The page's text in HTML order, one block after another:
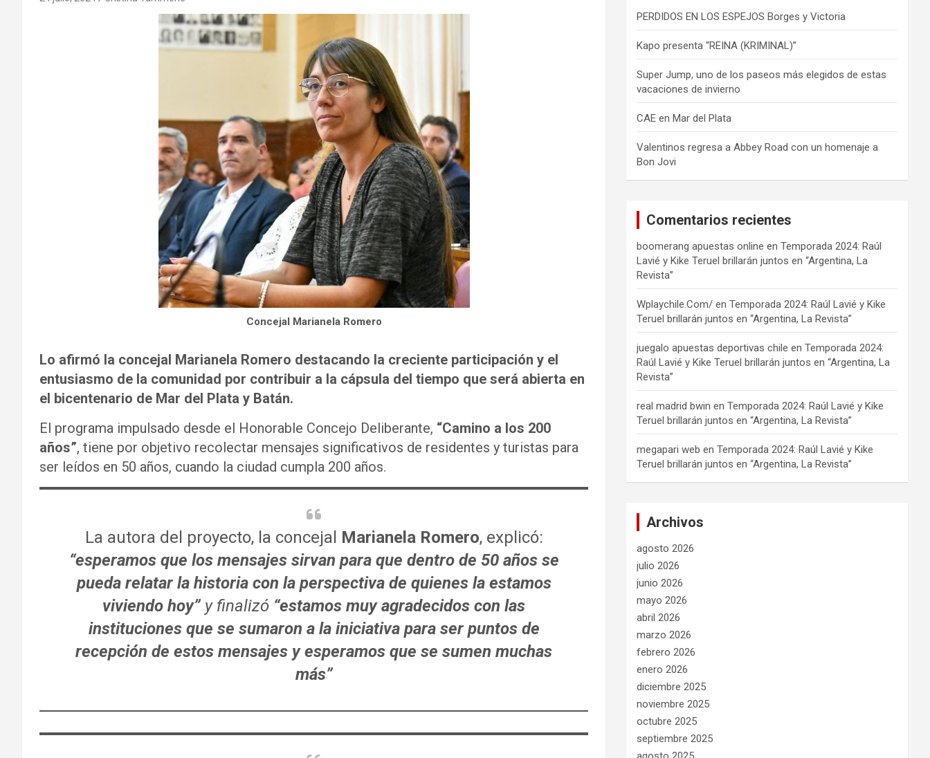
Concejal Marianela Romero
Lo afirmó la concejal Marianela Romero destacando la creciente participación y el
entusiasmo de la comunidad por contribuir a la cápsula del tiempo que será abierta en
el bicentenario de Mar del Plata y Batán.
El programa impulsado desde el Honorable Concejo Deliberante, “Camino a los 200
años”, tiene por objetivo recolectar mensajes significativos de residentes y turistas para
ser leídos en 50 años, cuando la ciudad cumpla 200 años.
La autora del proyecto, la concejal Marianela Romero, explicó:
“esperamos que los mensajes sirvan para que dentro de 50 años se
pueda relatar la historia con la perspectiva de quienes la estamos
viviendo hoy” y finalizó “estamos muy agradecidos con las
instituciones que se sumaron a la iniciativa para ser puntos de
recepción de estos mensajes y esperamos que se sumen muchas
más”
PERDIDOS EN LOS ESPEJOS Borges y Victoria
Kapo presenta “REINA (KRIMINAL)”
Super Jump, uno de los paseos más elegidos de estas
vacaciones de invierno
CAE en Mar del Plata
Valentinos regresa a Abbey Road con un homenaje a
Bon Jovi
Comentarios recientes
boomerang apuestas online enTemporada 2024: Raúl
Lavié y Kike Teruel brillarán juntos en “Argentina, La
Revista”
Wplaychile.Com/ enTemporada 2024: Raúl Lavié y Kike
Teruel brillarán juntos en “Argentina, La Revista”
juegalo apuestas deportivas chile enTemporada 2024:
Raúl Lavié y Kike Teruel brillarán juntos en “Argentina, La
Revista”
real madrid bwin enTemporada 2024: Raúl Lavié y Kike
Teruel brillarán juntos en “Argentina, La Revista”
megapari web enTemporada 2024: Raúl Lavié y Kike
Teruel brillarán juntos en “Argentina, La Revista”
Archivos
agosto 2026
julio 2026
junio 2026
mayo 2026
abril 2026
marzo 2026
febrero 2026
enero 2026
diciembre 2025
noviembre 2025
octubre 2025
septiembre 2025